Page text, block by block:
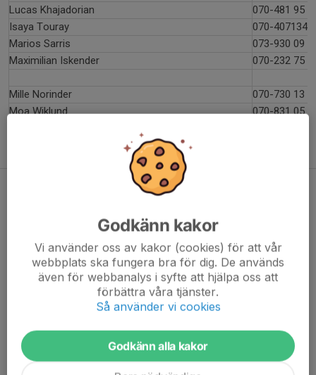
Lucas Khajadorian
070-481 95
Isaya Touray
070-4071344
Marios Sarris
073-930 09
Maximilian Iskender
070-232 75
Mille Norinder
070-730 13
Moa Wiklund
070-831 05
Kontaktupgifter 7v7 domare
076-048 41 09
Angelos Mamakis
076-710 16 61
Antonios Stefanidis
072-043 61 68
079-348 42 14
Erkhembileg Tseveenvanchig
073-696 27 46
Ivan Ershad Sarabi
Godkänn kakor
Vi använder oss av kakor (cookies) för att vår
webbplats ska fungera bra för dig. De används
även för webbanalys i syfte att hjälpa oss att
förbättra våra tjänster.
Så använder vi cookies
Godkänn alla kakor